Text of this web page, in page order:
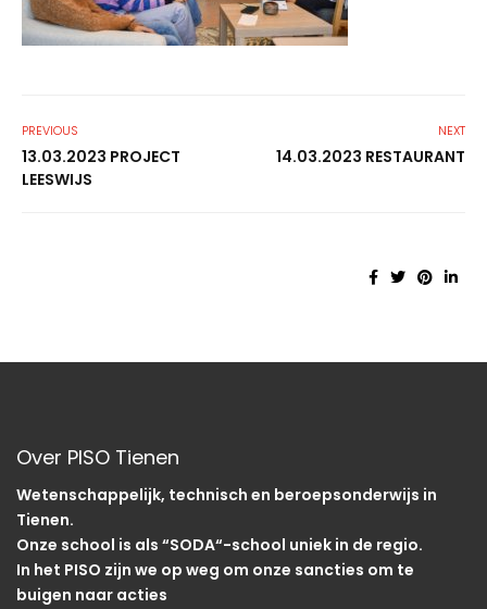
PREVIOUS
13.03.2023 PROJECT
LEESWIJS
NEXT
14.03.2023 RESTAURANT
Over PISO Tienen
Wetenschappelijk, technisch en beroepsonderwijs in
Tienen.
Onze school is als “SODA“-school uniek in de regio.
In het PISO zijn we op weg om onze sancties om te
buigen naar acties